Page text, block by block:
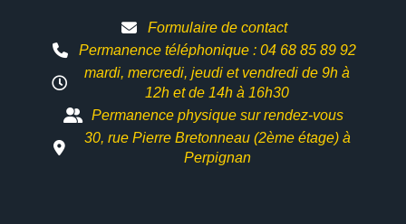
Formulaire de contact
Permanence téléphonique : 04 68 85 89 92
mardi, mercredi, jeudi et vendredi de 9h à
12h etde 14h à 16h30
Permanence physique sur rendez-vous
30, rue Pierre Bretonneau (2ème étage) à
Perpignan